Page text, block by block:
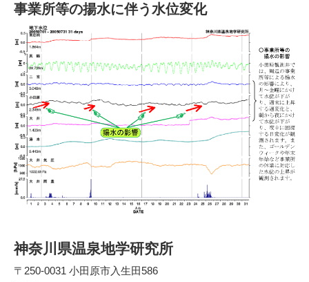
事業所等の揚水に伴う水位変化
神奈川県温泉地学研究所
〒250-0031 小田原市入生田586